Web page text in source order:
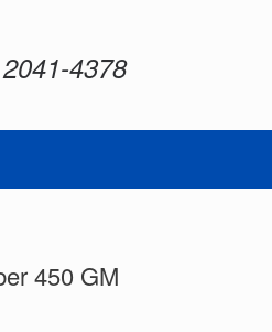
4378
450 GM